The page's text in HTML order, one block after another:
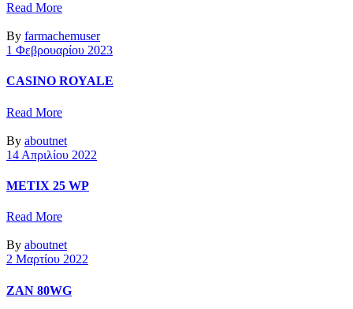
Read More
By farmachemuser
1 Φεβρουαρίου 2023
CASINO ROYALE
Read More
By aboutnet
14 Απριλίου 2022
METIX 25 WP
Read More
By aboutnet
2 Μαρτίου 2022
ZAN 80WG